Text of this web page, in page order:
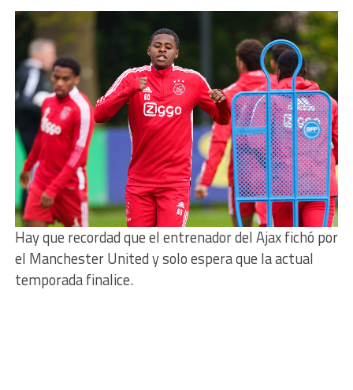
Hay que recordad que el entrenador del Ajax fichó por
el Manchester United y solo espera que la actual
temporada finalice.